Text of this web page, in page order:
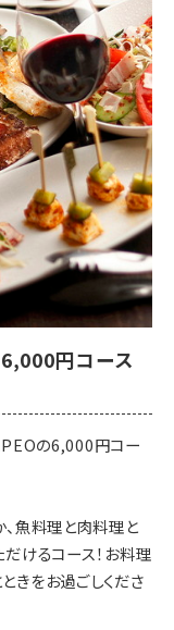
ー
円コース
の6,000円コー
、魚料理と肉料理と
だけるコース！お料理
きをお過ごしくださ